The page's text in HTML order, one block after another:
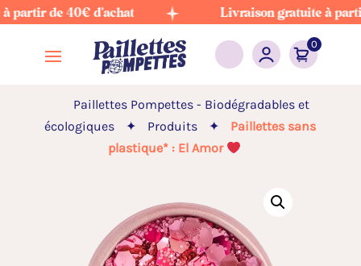
de 40€ d'achat Livraison gratuite à partir de
0
Paillettes Pompettes - Biodégradables et
écologiques
✦ Produits ✦
Paillettes sans
plastique* : El Amor